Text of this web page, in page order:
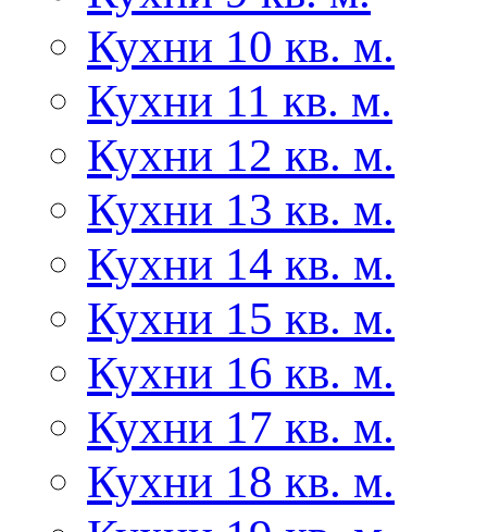
Кухни 10 кв. м.
Кухни 11 кв. м.
Кухни 12 кв. м.
Кухни 13 кв. м.
Кухни 14 кв. м.
Кухни 15 кв. м.
Кухни 16 кв. м.
Кухни 17 кв. м.
Кухни 18 кв. м.